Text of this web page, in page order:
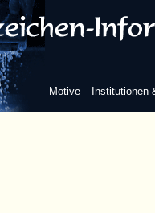
Motive Institutionen